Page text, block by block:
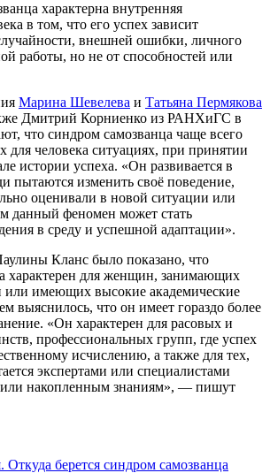
характерна внутренняя
в том, что его успех зависит
внешней ошибки, личного
работы, но не от способностей или
Марина Шевелева и Татьяна Пермякова
Дмитрий Корниенко из РАНХиГС в
что синдром самозванца чаще всего
для человека ситуациях, при принятии
истории успеха. «Он развивается в
пытаются изменить своё поведение,
оценивали в новой ситуации или
данный феномен может стать
в среду и успешной адаптации».
Кланс было показано, что
характерен для женщин, занимающих
или имеющих высокие академические
выяснилось, что он имеет гораздо более
«Он характерен для расовых и
профессиональных групп, где успех
исчислению, а также для тех,
экспертами или специалистами
или накопленным знаниям», — пишут
Откуда берется синдром самозванца